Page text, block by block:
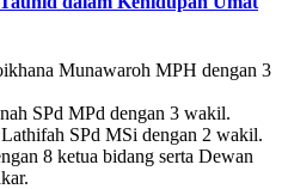
Munawaroh MPH dengan 3
SPd MPd dengan 3 wakil.
SPd MSi dengan 2 wakil.
8 ketua bidang serta Dewan